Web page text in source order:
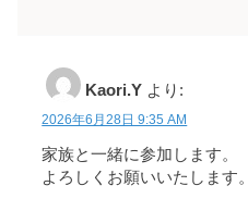
Kaori.Y より:
2026年6月28日 9:35 AM
家族と一緒に参加します。
よろしくお願いいたします。